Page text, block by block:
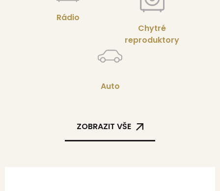
Rádio
Chytré
reproduktory
Auto
ZOBRAZIT VŠE